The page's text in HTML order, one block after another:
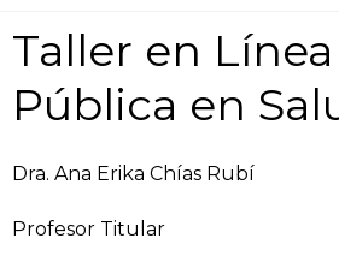
Taller en
Pública en
Dra. Ana Erika Chías Rubí
Profesor Titular